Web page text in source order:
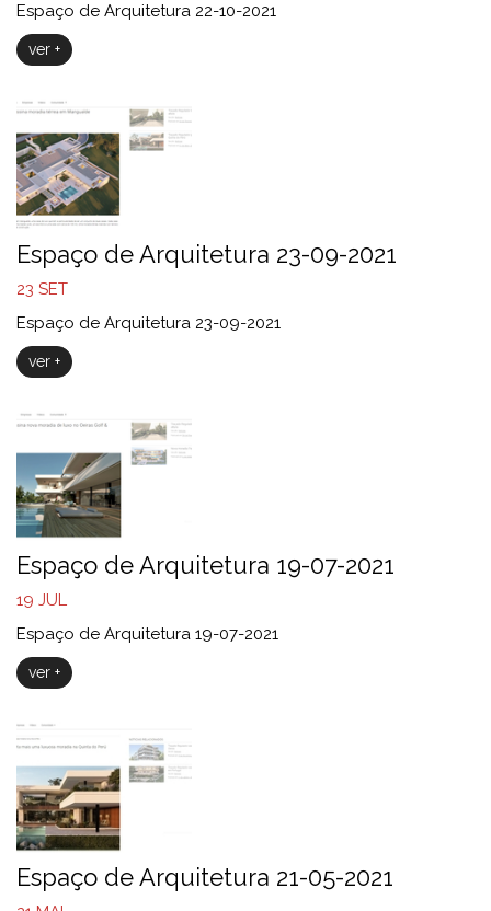
Espaço de Arquitetura 22-10-2021
ver +
Espaço de Arquitetura 23-09-2021
23 SET
Espaço de Arquitetura 23-09-2021
ver +
Espaço de Arquitetura 19-07-2021
19 JUL
Espaço de Arquitetura 19-07-2021
ver +
Espaço de Arquitetura 21-05-2021